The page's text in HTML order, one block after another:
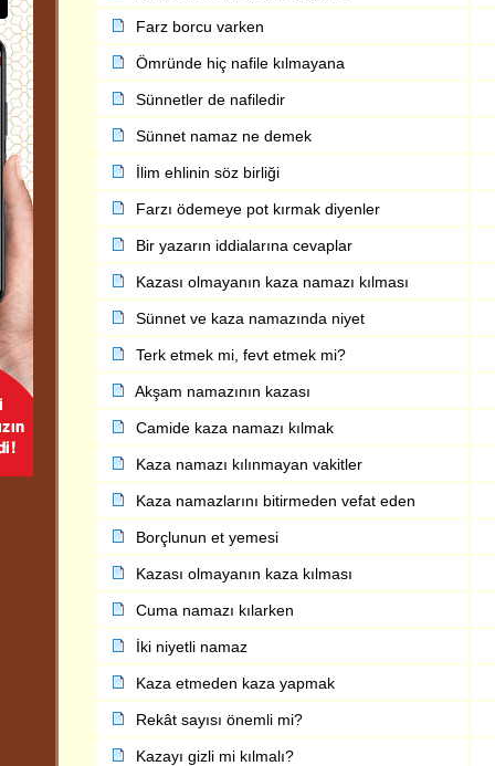
Farz borcu varken
Ömründe hiç nafile kılmayana
Sünnetler de nafiledir
Sünnet namaz ne demek
İlim ehlinin söz birliği
Farzı ödemeye pot kırmak diyenler
Bir yazarın iddialarına cevaplar
Kazası olmayanın kaza namazı kılması
Sünnet ve kaza namazında niyet
Terk etmek mi, fevt etmek mi?
Akşam namazının kazası
Camide kaza namazı kılmak
Kaza namazı kılınmayan vakitler
Kaza namazlarını bitirmeden vefat eden
Borçlunun et yemesi
Kazası olmayanın kaza kılması
Cuma namazı kılarken
İki niyetli namaz
Kaza etmeden kaza yapmak
Rekât sayısı önemli mi?
Kazayı gizli mi kılmalı?